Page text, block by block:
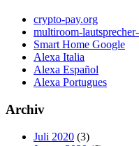
crypto-pay.org
multiroom-
Smart Home Google
Alexa Italia
Alexa Español
Alexa Portugues
Archiv
Juli 2020 (3)